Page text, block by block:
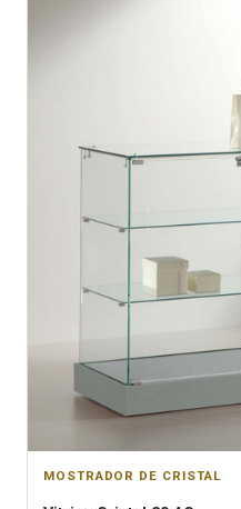
MOSTRADOR DE CRISTAL